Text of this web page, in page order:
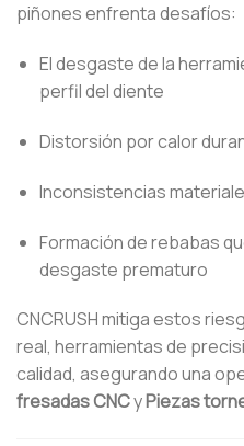
piñones enfrenta desafíos:
El desgaste de la
perfil del diente
Distorsión por calor
Inconsistencias
Formación de rebabas
desgaste prematuro
CNCRUSH mitiga estos
real, herramientas de
calidad, asegurando una
fresadas CNCyPiezas